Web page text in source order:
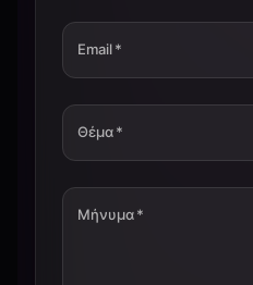
Email*
Θέμα*
Μήνυμα*